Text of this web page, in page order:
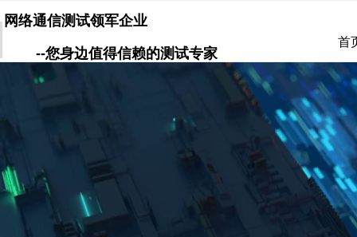
首
网络通信测试领军企业
--您身边值得信赖的测试专家